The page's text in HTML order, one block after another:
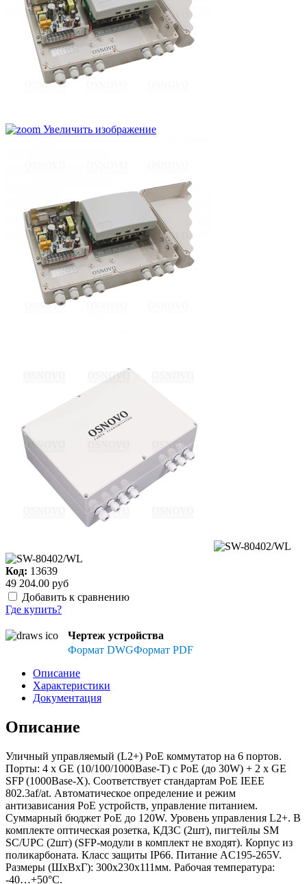
Увеличить изображение
Код: 13639
49 204.00 руб
Добавить к сравнению
Где купить?
Чертеж устройства
Формат DWGФормат PDF
Описание
Характеристики
Документация
Описание
Уличный управляемый (L2+) PoE коммутатор на 6 портов.
Порты: 4 x GE (10/100/1000Base-T) с PoE (до 30W) + 2 x GE
SFP (1000Base-X). Соответствует стандартам PoE IEEE
802.3af/at. Автоматическое определение и режим
антизависания PoE устройств, управление питанием.
Суммарный бюджет PoE до 120W. Уровень управления L2+. В
комплекте оптическая розетка, КДЗС (2шт), пигтейлы SM
SC/UPC (2шт) (SFP-модули в комплект не входят). Корпус из
поликарбоната. Класс защиты IP66. Питание AC195-265V.
Размеры (ШхВхГ): 300x230x111мм. Рабочая температура:
-40…+50°С.